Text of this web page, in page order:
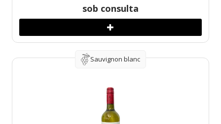
sob consulta
Sauvignon blanc